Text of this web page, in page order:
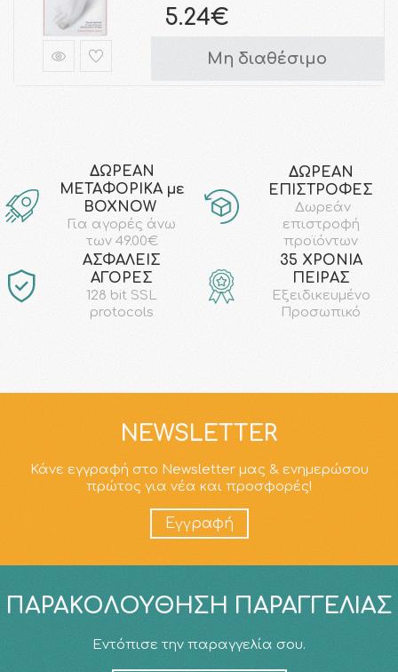
5.24€
Μη διαθέσιμο
ΔΩΡΕΑΝ
ΜΕΤΑΦΟΡΙΚΑ με
ΒΟΧΝΟW
Για αγορές άνω
των 49.00€
ΔΩΡΕΑΝ
ΕΠΙΣΤΡΟΦΕΣ
Δωρεάν
επιστροφή
προϊόντων
AΣΦΑΛΕΙΣ
ΑΓΟΡΕΣ
128 bit SSL
protocols
35 ΧΡΟΝΙΑ
ΠΕΙΡΑΣ
Εξειδικευμένο
Προσωπικό
NEWSLETTER
Κάνε εγγραφή στο Newsletter μας & ενημερώσου
πρώτος για νέα και προσφορές!
Εγγραφή
ΠΑΡΑΚΟΛΟΎΘΗΣΗ ΠΑΡΑΓΓΕΛΊΑΣ
Εντόπισε την παραγγελία σου.